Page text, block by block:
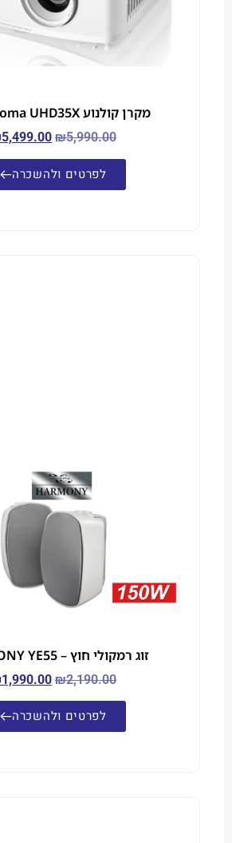
מקרן קולנוע 4K Optoma UHD35X
₪
₪5,499.00
לפרטים ולהשכרה
זוג רמקולי חוץ – HARMONY YE55
₪
₪1,990.00
לפרטים ולהשכרה